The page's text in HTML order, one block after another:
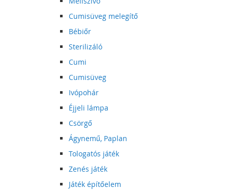
Cumisüveg melegítő
Bébiőr
Sterilizáló
Cumi
Cumisüveg
Ivópohár
Éjjeli lámpa
Csörgő
Ágynemű, Paplan
Tologatós játék
Zenés játék
Játék építőelem